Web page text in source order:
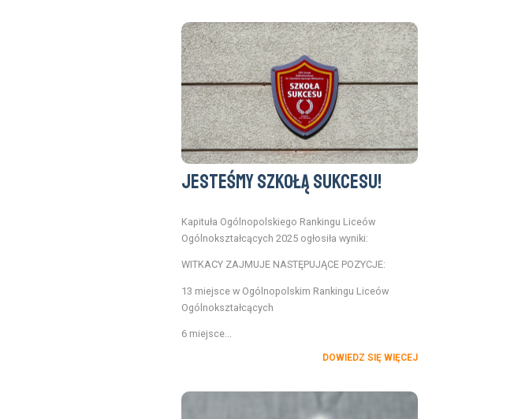
Jesteśmy Szkołą Sukcesu!
Kapituła Ogólnopolskiego Rankingu Liceów
Ogólnokształcących 2025 ogłosiła wyniki:
WITKACY ZAJMUJE NASTĘPUJĄCE POZYCJE:
13 miejsce w Ogólnopolskim Rankingu Liceów
Ogólnokształcących
6 miejsce...
DOWIEDZ SIĘ WIĘCEJ